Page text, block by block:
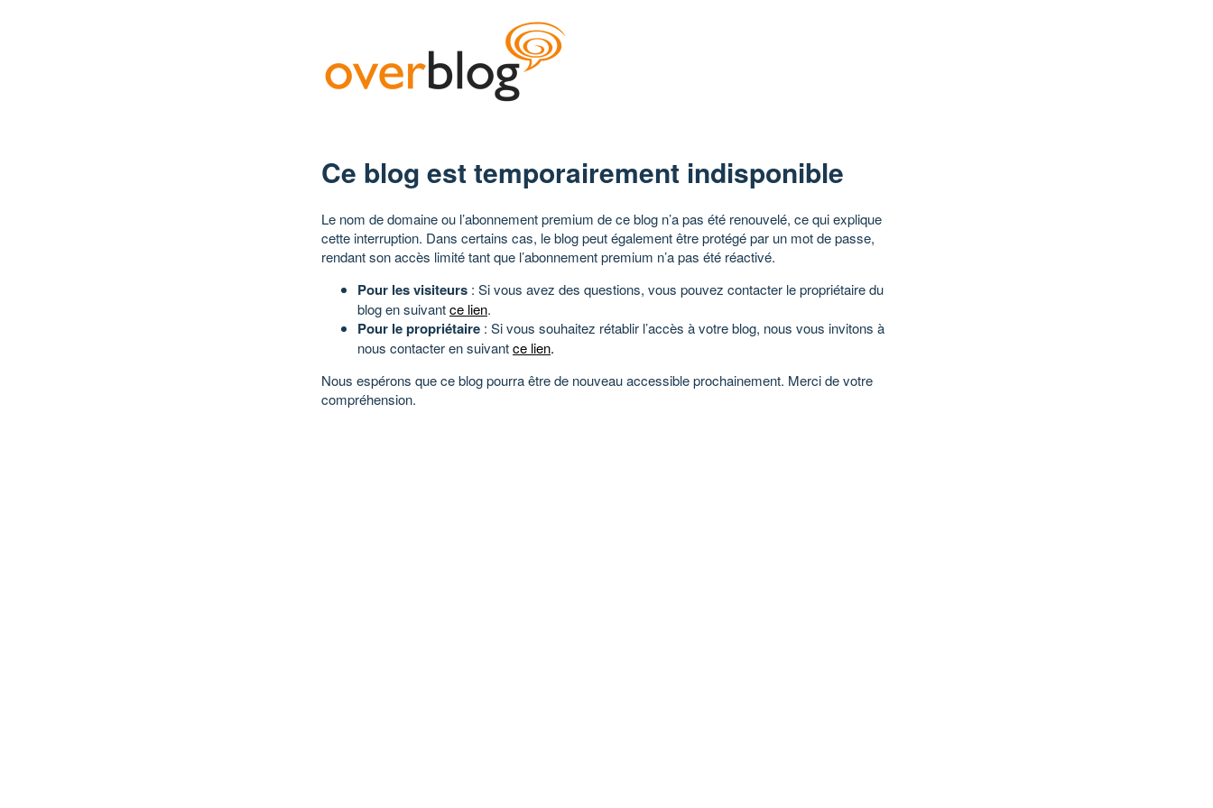
Ce blog est temporairement indisponible
Le nom de domaine ou l’abonnement premium de ce blog n’a pas été renouvelé, ce qui explique
cette interruption. Dans certains cas, le blog peut également être protégé par un mot de passe,
rendant son accès limité tant que l’abonnement premium n’a pas été réactivé.
Pour les visiteurs : Si vous avez des questions, vous pouvez contacter le propriétaire du
blog en suivantce lien.
Pour le propriétaire : Si vous souhaitez rétablir l’accès à votre blog, nous vous invitons à
nous contacter en suivantce lien.
Nous espérons que ce blog pourra être de nouveau accessible prochainement. Merci de votre
compréhension.